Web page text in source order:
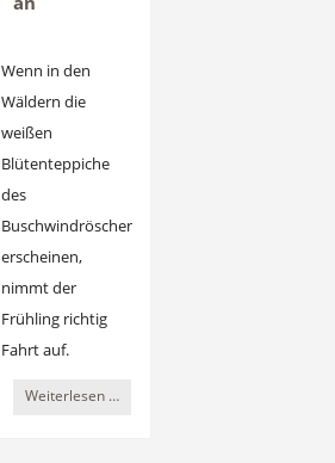
Wenn in den
Wäldern die
weißen
Blütenteppiche
des
Buschwindröschens
erscheinen,
nimmt der
Frühling richtig
Fahrt auf.
Weiterlesen …